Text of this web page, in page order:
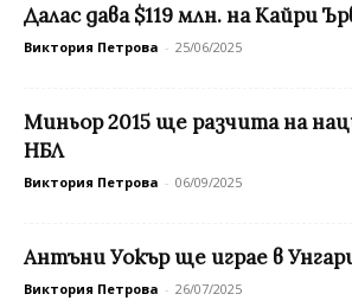
Далас дава $119 млн. на Кайри
Виктория Петрова - 25/06/2025
Миньор 2015 ще разчита на
НБЛ
Виктория Петрова - 06/09/2025
Антъни Уокър ще играе в
Виктория Петрова - 26/07/2025